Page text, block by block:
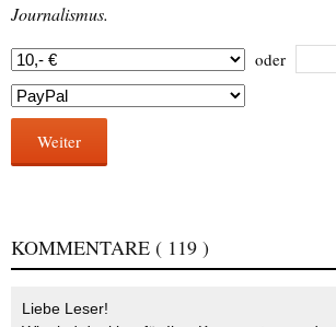
Journalismus.
oder
Weiter
KOMMENTARE ( 119 )
Liebe Leser!